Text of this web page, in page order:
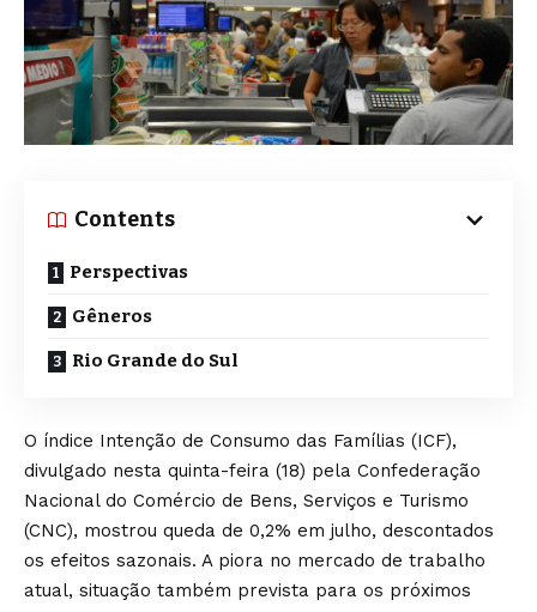
Contents
Perspectivas
Gêneros
Rio Grande do Sul
O índice Intenção de Consumo das Famílias (ICF),
divulgado nesta quinta-feira (18) pela Confederação
Nacional do Comércio de Bens, Serviços e Turismo
(CNC), mostrou queda de 0,2% em julho, descontados
os efeitos sazonais. A piora no mercado de trabalho
atual, situação também prevista para os próximos